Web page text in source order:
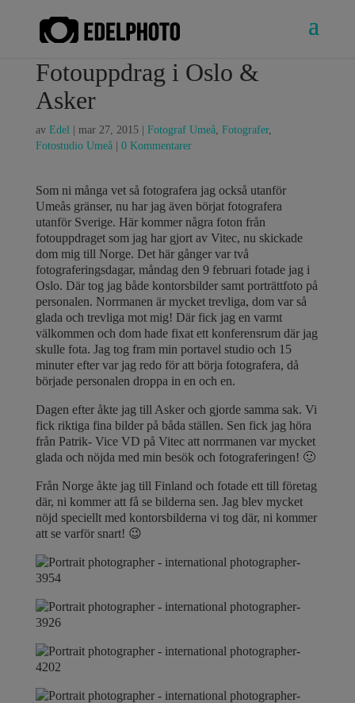
Fotouppdrag i Oslo &
Asker
av Edel| mar 27, 2015| Fotograf Umeå, Fotografer,
Fotostudio Umeå| 0 Kommentarer
Som ni många vet så fotografera jag också utanför
Umeås gränser, nu har jag även börjat fotografera
utanför Sverige. Här kommer några foton från
fotouppdraget som jag har gjort av Vitec, nu skickade
dom mig till Norge. Det här gånger var två
fotograferingsdagar, måndag den 9 februari fotade jag i
Oslo. Där tog jag både kontorsbilder samt porträttfoto på
personalen. Norrmanen är mycket trevliga, dom var så
glada och trevliga mot mig! Där fick jag en varmt
välkommen och dom hade fixat ett konferensrum där jag
skulle fota. Jag tog fram min portavel studio och 15
minuter efter var jag redo för att börja fotografera, då
började personalen droppa in en och en.
Dagen efter åkte jag till Asker och gjorde samma sak. Vi
fick riktiga fina bilder på båda ställen. Sen fick jag höra
från Patrik- Vice VD på Vitec att norrmanen var mycket
glada och nöjda med min besök och fotograferingen! 🙂
Från Norge åkte jag till Finland och fotade ett till företag
där, ni kommer att få se bilderna sen. Jag blev mycket
nöjd speciellt med kontorsbilderna vi tog där, ni kommer
att se varför snart! 😉